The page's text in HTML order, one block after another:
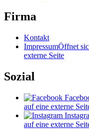
Firma
Kontakt
ImpressumÖffnet
externe Seite
Sozial
auf eine externe
auf eine externe